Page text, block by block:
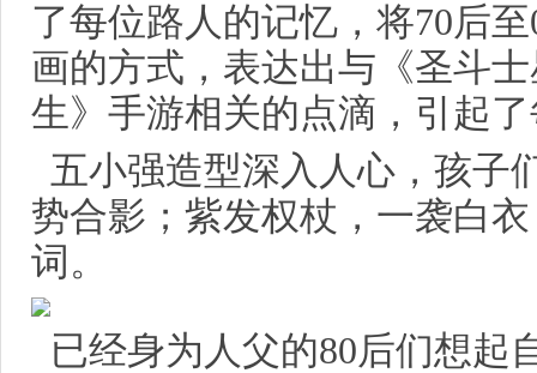
了每位路人的记忆，将70后
画的方式，表达出与《圣斗
生》手游相关的点滴，引起
五小强造型深入人心，孩子
势合影；紫发权杖，一袭白
词。
已经身为人父的80后们想起